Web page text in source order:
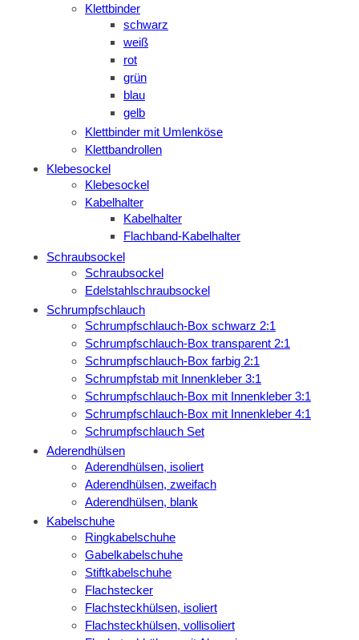
Klettbinder
schwarz
weiß
rot
grün
blau
gelb
Klettbinder mit Umlenköse
Klettbandrollen
Klebesockel
Klebesockel
Kabelhalter
Kabelhalter
Flachband-Kabelhalter
Schraubsockel
Schraubsockel
Edelstahlschraubsockel
Schrumpfschlauch
Schrumpfschlauch-Box schwarz 2:1
Schrumpfschlauch-Box transparent 2:1
Schrumpfschlauch-Box farbig 2:1
Schrumpfstab mit Innenkleber 3:1
Schrumpfschlauch-Box mit Innenkleber 3:1
Schrumpfschlauch-Box mit Innenkleber 4:1
Schrumpfschlauch Set
Aderendhülsen
Aderendhülsen, isoliert
Aderendhülsen, zweifach
Aderendhülsen, blank
Kabelschuhe
Ringkabelschuhe
Gabelkabelschuhe
Stiftkabelschuhe
Flachstecker
Flachsteckhülsen, isoliert
Flachsteckhülsen, vollisoliert